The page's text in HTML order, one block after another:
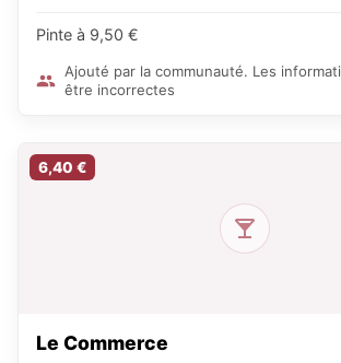
Pinte à 9,50 €
Ajouté par la communauté. Les
être incorrectes
6,40 €
Le Commerce